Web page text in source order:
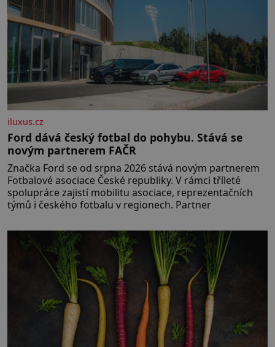
iluxus.cz
Ford dává český fotbal do pohybu. Stává se
novým partnerem FAČR
Značka Ford se od srpna 2026 stává novým partnerem
Fotbalové asociace České republiky. V rámci tříleté
spolupráce zajistí mobilitu asociace, reprezentačních
týmů i českého fotbalu v regionech. Partner